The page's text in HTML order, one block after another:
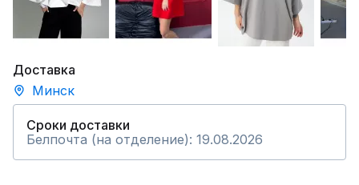
Доставка
Минск
Сроки доставки
Белпочта (на отделение): 19.08.2026